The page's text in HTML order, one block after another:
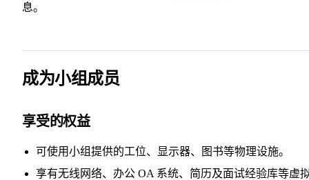
息。
成为小组成员
享受的权益
可使用小组提供的工位、显示器、图书等物理设施。
享有无线网络、办公 OA 系统、简历及面试经验库等虚